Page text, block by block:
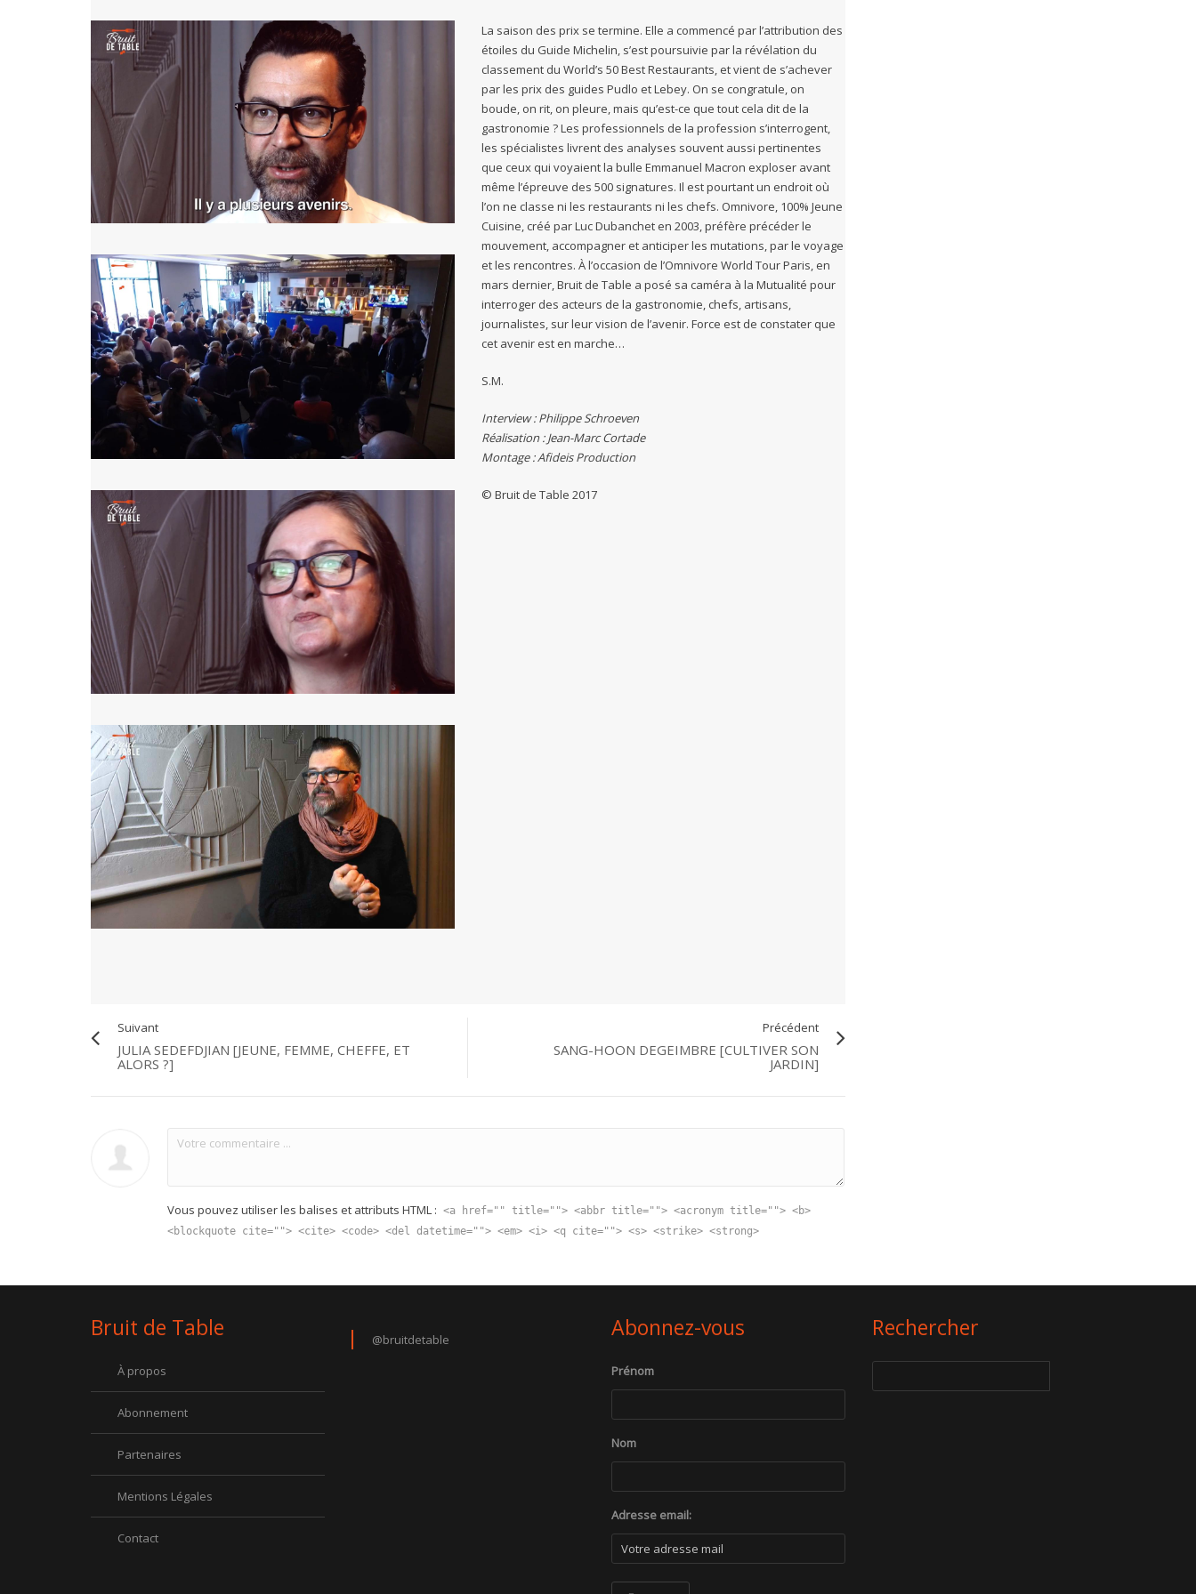
La saison des prix se termine. Elle a commencé par l’attribution des
étoiles du Guide Michelin, s’est poursuivie par la révélation du
classement du World’s 50 Best Restaurants, et vient de s’achever
par les prix des guides Pudlo et Lebey. On se congratule, on
boude, on rit, on pleure, mais qu’est-ce que tout cela dit de la
gastronomie ? Les professionnels de la profession s’interrogent,
les spécialistes livrent des analyses souvent aussi pertinentes
que ceux qui voyaient la bulle Emmanuel Macron exploser avant
même l’épreuve des 500 signatures. Il est pourtant un endroit où
l’on ne classe ni les restaurants ni les chefs. Omnivore, 100% Jeune
Cuisine, créé par Luc Dubanchet en 2003, préfère précéder le
mouvement, accompagner et anticiper les mutations, par le voyage
et les rencontres. À l’occasion de l’Omnivore World Tour Paris, en
mars dernier, Bruit de Table a posé sa caméra à la Mutualité pour
interroger des acteurs de la gastronomie, chefs, artisans,
journalistes, sur leur vision de l’avenir. Force est de constater que
cet avenir est en marche…
S.M.
Interview : Philippe Schroeven
Réalisation : Jean-Marc Cortade
Montage : Afideis Production
© Bruit de Table 2017
Suivant
JULIA SEDEFDJIAN [JEUNE, FEMME, CHEFFE, ET
ALORS ?]
Précédent
SANG-HOON DEGEIMBRE [CULTIVER SON
JARDIN]
Vous pouvez utiliser les balises et attributs HTML : <a href="" title=""> <abbr title=""> <acronym title=""> <b>
<blockquote cite=""> <cite> <code> <del datetime=""> <em> <i> <q cite=""> <s> <strike> <strong>
Bruit de Table
À propos
Abonnement
Partenaires
Mentions Légales
Contact
@bruitdetable Abonnez-vous
Prénom
Nom
Adresse email:
Rechercher